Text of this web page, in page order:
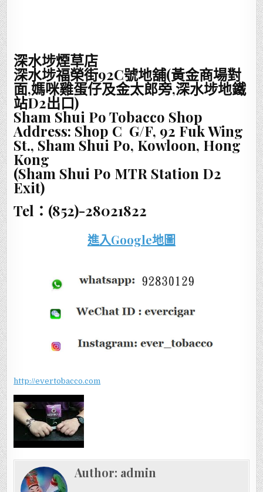
深水埗煙草店
深水埗福榮街92C號地舖(黃金商場對
面,媽咪雞蛋仔及金太郎旁,深水埗地鐵
站D2出口)
Sham Shui Po Tobacco Shop
Address: Shop C G/F, 92 Fuk Wing
St., Sham Shui Po, Kowloon, Hong
Kong
(Sham Shui Po MTR Station D2
Exit)
Tel：(852)-28021822
進入Google地圖
http://evertobacco.com
Author: admin